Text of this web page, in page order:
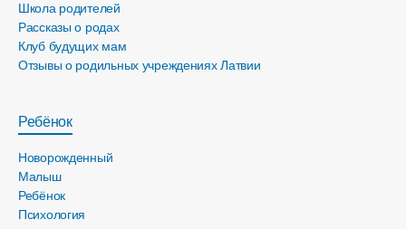
Школа родителей
Рассказы о родах
Клуб будущих мам
Отзывы о родильных учреждениях Латвии
Ребёнок
Новорожденный
Малыш
Ребёнок
Психология